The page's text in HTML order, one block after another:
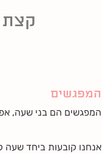
קצת
המפגשים
המפגשים הם בני שעה,
אנחנו קובעות ביחד